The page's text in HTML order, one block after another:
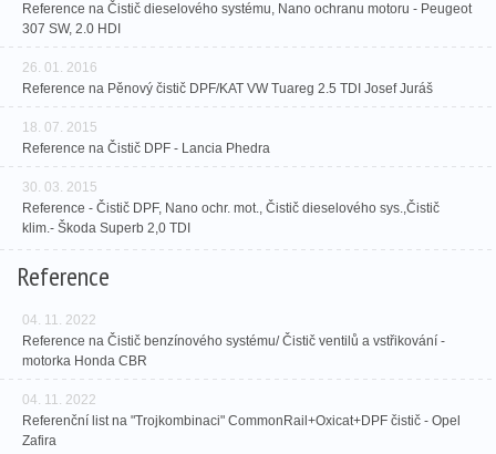
Reference na Čistič dieselového systému, Nano ochranu motoru - Peugeot
307 SW, 2.0 HDI
26. 01. 2016
Reference na Pěnový čistič DPF/KAT VW Tuareg 2.5 TDI Josef Juráš
18. 07. 2015
Reference na Čistič DPF - Lancia Phedra
30. 03. 2015
Reference - Čistič DPF, Nano ochr. mot., Čistič dieselového sys.,Čistič
klim.- Škoda Superb 2,0 TDI
Reference
04. 11. 2022
Reference na Čistič benzínového systému/ Čistič ventilů a vstřikování -
motorka Honda CBR
04. 11. 2022
Referenční list na "Trojkombinaci" CommonRail+Oxicat+DPF čistič - Opel
Zafira